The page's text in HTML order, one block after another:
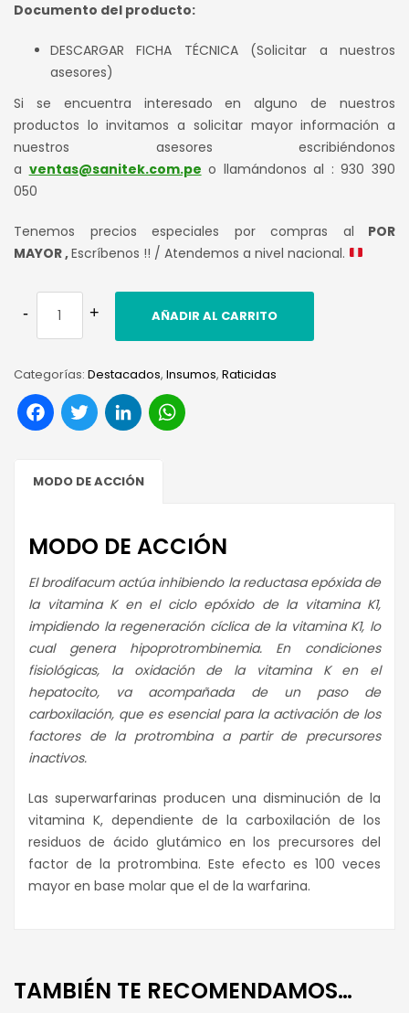
Documento del producto:
DESCARGAR FICHA TÉCNICA (Solicitar a nuestros
asesores)
Si se encuentra interesado en alguno de nuestros
productos lo invitamos a solicitar mayor información a
nuestros asesores escribiéndonos
a ventas@sanitek.com.pe o llamándonos al : 930 390
050
Tenemos precios especiales por compras al POR
MAYOR ,Escríbenos !! / Atendemos a nivel nacional.
AÑADIR AL CARRITO
Categorías: Destacados, Insumos, Raticidas
Facebook
TwitterLinkedIn
MODO DE ACCIÓN
MODO DE ACCIÓN
El brodifacum actúa inhibiendo la reductasa epóxida de
la vitamina K en el ciclo epóxido de la vitamina K1,
impidiendo la regeneración cíclica de la vitamina K1, lo
cual genera hipoprotrombinemia. En condiciones
fisiológicas, la oxidación de la vitamina K en el
hepatocito, va acompañada de un paso de
carboxilación, que es esencial para la activación de los
factores de la protrombina a partir de precursores
inactivos.
Las superwarfarinas producen una disminución de la
vitamina K, dependiente de la carboxilación de los
residuos de ácido glutámico en los precursores del
factor de la protrombina. Este efecto es 100 veces
mayor en base molar que el de la warfarina.
TAMBIÉN TE RECOMENDAMOS…